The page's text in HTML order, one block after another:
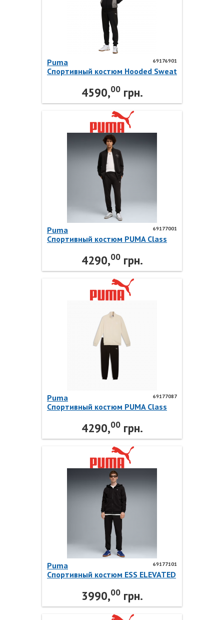
69176901
Puma
Спортивный костюм Hooded Sweat
4590,00грн.
69177001
Puma
Спортивный костюм PUMA Class
4290,00грн.
69177087
Puma
Спортивный костюм PUMA Class
4290,00грн.
69177101
Puma
Спортивный костюм ESS ELEVATED
3990,00грн.